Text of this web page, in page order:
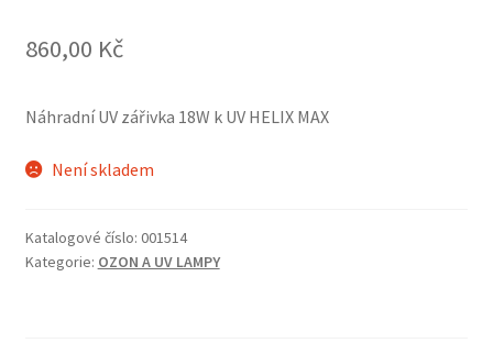
860,00 Kč
Náhradní UV zářivka 18W k UV HELIX MAX
Není skladem
Katalogové číslo: 001514
Kategorie: OZON A UV LAMPY